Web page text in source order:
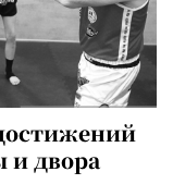
и двора